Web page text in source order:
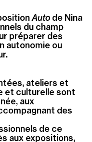
Auto de Nina
du champ
préparer des
autonomie ou
ateliers et
et culturelle sont
aux
des
de ce
aux expositions,